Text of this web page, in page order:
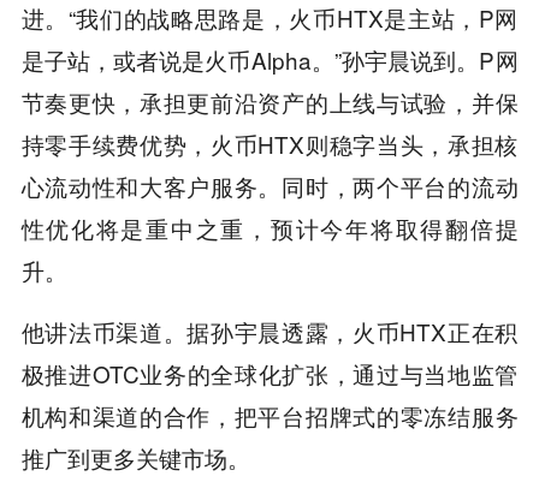
进。“我们的战略思路是，火币HTX是主站，P网
是子站，或者说是火币Alpha。”孙宇晨说到。P网
节奏更快，承担更前沿资产的上线与试验，并保
持零手续费优势，火币HTX则稳字当头，承担核
心流动性和大客户服务。同时，两个平台的流动
性优化将是重中之重，预计今年将取得翻倍提
升。
他讲法币渠道。据孙宇晨透露，火币HTX正在积
极推进OTC业务的全球化扩张，通过与当地监管
机构和渠道的合作，把平台招牌式的零冻结服务
推广到更多关键市场。